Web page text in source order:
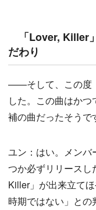
「Lover, Killer
だわり
——そして、この度
した。この曲はか
補の曲だったそうで
ユン：はい。メンバ
つか必ずリリースし
Killer」が出来立て
時期ではない」と